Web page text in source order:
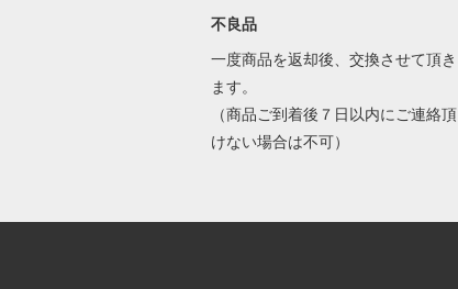
不良品
一度商品を返却後、交換させて頂き
ます。
（商品ご到着後７日以内にご連絡頂
けない場合は不可）